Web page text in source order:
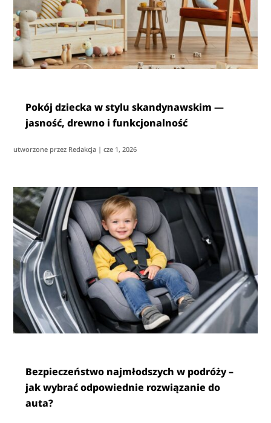
Pokój dziecka w stylu skandynawskim —
jasność, drewno i funkcjonalność
utworzone przez Redakcja |cze 1, 2026
Bezpieczeństwo najmłodszych w podróży –
jak wybrać odpowiednie rozwiązanie do
auta?